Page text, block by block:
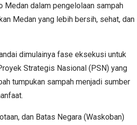
Medan dalam pengelolaan sampah
Medan yang lebih bersih, sehat, dan
dimulainya fase eksekusi untuk
Strategis Nasional (PSN) yang
tumpukan sampah menjadi sumber
dan Batas Negara (Waskoban)